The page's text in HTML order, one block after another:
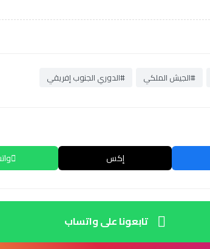
#الجيش الملكي #الدوري الجنوب إفريقي
إكس
تابعونا على واتساب